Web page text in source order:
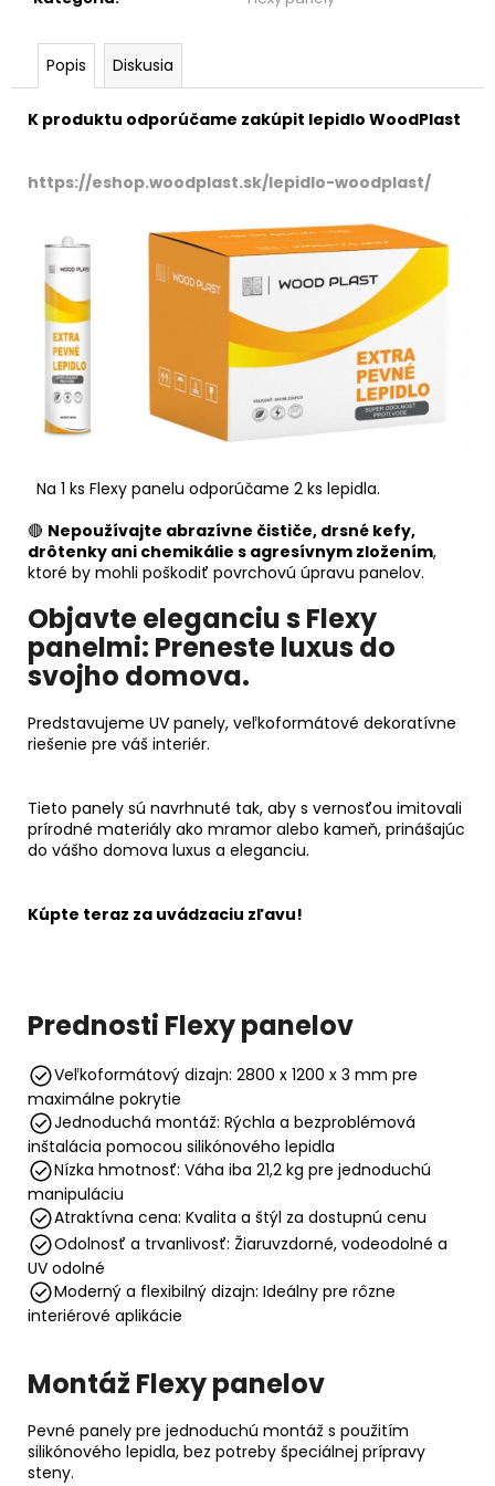
Popis Diskusia
K produktu odporúčame zakúpit lepidlo WoodPlast
https://eshop.woodplast.sk/lepidlo-woodplast/
Na 1 ks Flexy panelu odporúčame 2 ks lepidla.
🔴 Nepoužívajte abrazívne čističe, drsné kefy,
drôtenky ani chemikálie s agresívnym zložením,
ktoré by mohli poškodiť povrchovú úpravu panelov.
Objavte eleganciu s Flexy
panelmi: Preneste luxus do
svojho domova.
Predstavujeme UV panely, veľkoformátové dekoratívne
riešenie pre váš interiér.
Tieto panely sú navrhnuté tak, aby s vernosťou imitovali
prírodné materiály ako mramor alebo kameň, prinášajúc
do vášho domova luxus a eleganciu.
Kúpte teraz za uvádzaciu zľavu!
Prednosti Flexy panelov
Veľkoformátový dizajn: 2800 x 1200 x 3 mm pre
maximálne pokrytie
Jednoduchá montáž: Rýchla a bezproblémová
inštalácia pomocou silikónového lepidla
Nízka hmotnosť: Váha iba 21,2 kg pre jednoduchú
manipuláciu
Atraktívna cena: Kvalita a štýl za dostupnú cenu
Odolnosť a trvanlivosť: Žiaruvzdorné, vodeodolné a
UV odolné
Moderný a flexibilný dizajn: Ideálny pre rôzne
interiérové aplikácie
Montáž Flexy panelov
Pevné panely pre jednoduchú montáž s použitím
silikónového lepidla, bez potreby špeciálnej prípravy
steny.